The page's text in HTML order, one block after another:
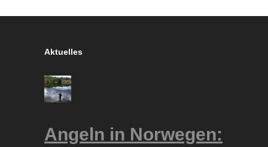
Aktuelles
Angeln in Norwegen: